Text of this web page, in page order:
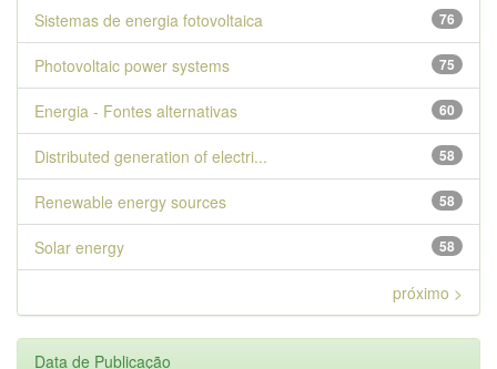
76
Sistemas de energia fotovoltaica
75
Photovoltaic power systems
60
Energia - Fontes alternativas
58
Distributed generation of electri...
58
Renewable energy sources
58
Solar energy
próximo >
Data de Publicação